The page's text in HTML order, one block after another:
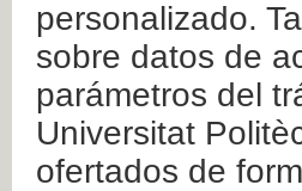
personalizado.
sobre datos de
parámetros del
Universitat
ofertados de